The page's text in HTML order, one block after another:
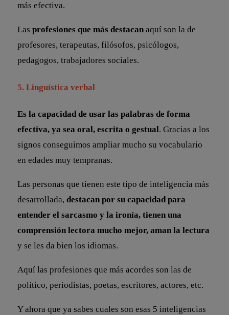
más efectiva.
Las profesiones que más destacan aquí son la de
profesores, terapeutas, filósofos, psicólogos,
pedagogos, trabajadores sociales.
5. Linguística verbal
Es la capacidad de usar las palabras de forma
efectiva, ya sea oral, escrita o gestual. Gracias a los
signos conseguimos ampliar mucho su vocabulario
en edades muy tempranas.
Las personas que tienen este tipo de inteligencia más
desarrollada,destacan por su capacidad para
entender el sarcasmo y la ironía, tienen una
comprensión lectora mucho mejor, aman la lectura
y se les da bien los idiomas.
Aquí las profesiones que más acordes son las de
político, periodistas, poetas, escritores, actores, etc.
Y ahora que ya sabes cuales son esas 5 inteligencias